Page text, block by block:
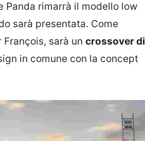
Panda rimarrà il modello low
sarà presentata. Come
sarà un crossover di
in comune con la concept